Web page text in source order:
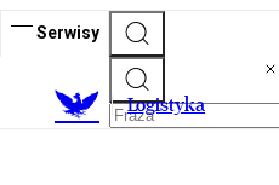
Serwisy
Logistyka